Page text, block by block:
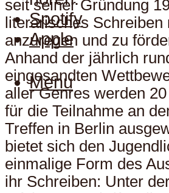
Spotify
Apple
Menu
seit seiner Gründung
literarisches
anzuregen und zu
Anhand der jährlich
eingesandten
aller Genres werden
für die Teilnahme an
Treffen in Berlin
bietet sich den
einmalige Form des
ihr Schreiben: Unter